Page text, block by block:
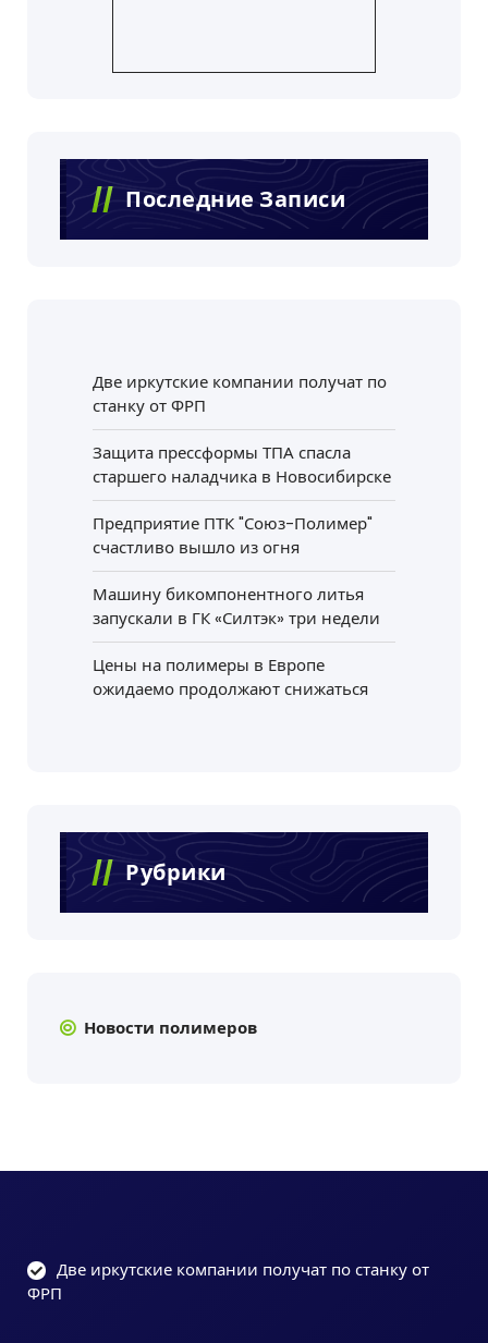
Последние Записи
Две иркутские компании получат по
станку от ФРП
Защита прессформы ТПА спасла
старшего наладчика в Новосибирске
Предприятие ПТК "Союз-Полимер"
счастливо вышло из огня
Машину бикомпонентного литья
запускали в ГК «Силтэк» три недели
Цены на полимеры в Европе
ожидаемо продолжают снижаться
Рубрики
Новости полимеров
Две иркутские компании получат по станку от
ФРП